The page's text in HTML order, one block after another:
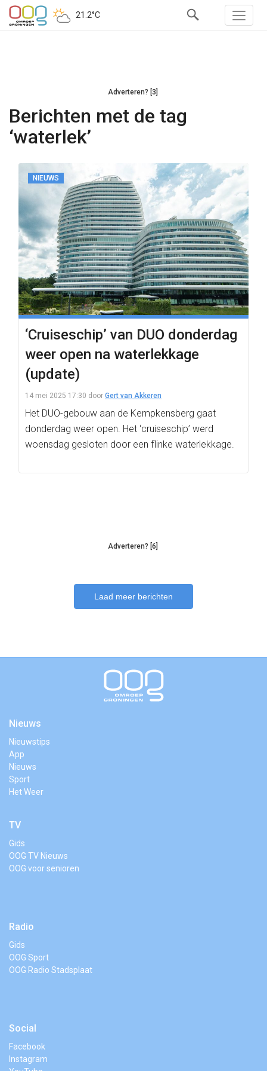
21.2°C
Adverteren? [3]
Berichten met de tag
‘waterlek’
NIEUWS
‘Cruiseschip’ van DUO donderdag
weer open na waterlekkage
(update)
14 mei 2025 17:30 door Gert van Akkeren
Het DUO-gebouw aan de Kempkensberg gaat
donderdag weer open. Het ‘cruiseschip’ werd
woensdag gesloten door een flinke waterlekkage.
Adverteren? [6]
Laad meer berichten
Nieuws
Nieuwstips
App
Nieuws
Sport
Het Weer
TV
Gids
OOG TV Nieuws
OOG voor senioren
Radio
Gids
OOG Sport
OOG Radio Stadsplaat
Social
Facebook
Instagram